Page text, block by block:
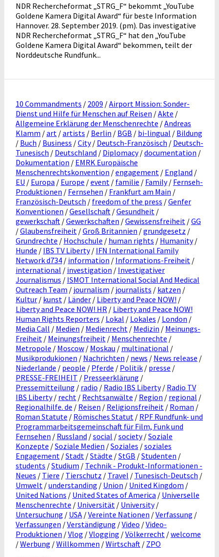
NDR Rechercheformat „STRG_F“ bekommt „YouTube
Goldene Kamera Digital Award“ für beste Information
Hannover. 28. September 2019. (pm). Das investigative
NDR Rechercheformat „STRG_F“ hat den „YouTube
Goldene Kamera Digital Award“ bekommen, teilt der
Norddeutsche Rundfunk...
10 Commandments / 2009 /Airport Mission: Sonder-
Dienst und Hilfe für Menschen auf Reisen /Akte /
Allgemeine Erklärung der Menschenrechte /Andreas
Klamm /art /artists / Berlin / BGB / bi-lingual / Bildung
/ Buch / Business /City/ Deutsch-Französisch / Deutsch-
Tunesisch / Deutschland / Diplomacy/documentation /
Dokumentation / EMRK Europäische
Menschenrechtskonvention /engagement / England /
EU / Europa / Europe /event / familie / Family/ Fernseh-
Produktionen / Fernsehen / Frankfurt am Main /
Französisch-Deutsch / freedom of the press /Genfer
Konventionen /Gesellschaft /Gesundheit /
gewerkschaft /Gewerkschaften /Gewissensfreiheit /GG
/Glaubensfreiheit /Groß Britannien /grundgesetz /
Grundrechte / Hochschule / human rights / Humanity/
Hunde / IBS TV Liberty/ IFN International Family
Network d734 / information / Informations-Freiheit /
international / investigation / Investigativer
Journalismus / ISMOT International Social And Medical
Outreach Team / journalism / journalists / katzen /
Kultur / kunst / Länder / Liberty and Peace NOW! /
Liberty and Peace NOW! HR / Liberty and Peace NOW!
Human Rights Reporters / Lokal / Lokales / London /
Media Call / Medien / Medienrecht / Medizin / Meinungs-
Freiheit / Meinungsfreiheit / Menschenrechte /
Metropole / Moscow / Moskau / multinational /
Musikprodukionen / Nachrichten / news / News release /
Niederlande / people / Pferde / Politik / presse /
PRESSE-FREIHEIT / Presseerklärung /
Pressemitteilung / radio / Radio IBS Liberty/ Radio TV
IBS Liberty/ recht / Rechtsanwälte / Region / regional /
Regionalhilfe. de / Reisen / Religionsfreiheit / Roman /
Roman Statute / Römisches Statut / RPF Rundfunk- und
Programmarbeitsgemeinschaft für Film, Funk und
Fernsehen / Russland /social /society/Soziale
Konzepte /Soziale Medien /Soziales /soziales
Engagement /Stadt /Städte /StGB /Studenten /
students /Studium / Technik - Produkt-Informationen -
Neues / Tiere / Tierschutz / Travel / Tunesisch-Deutsch /
Umwelt /understanding / Union / United Kingdom /
United Nations / United States of America / Universelle
Menschenrechte / Universität / University/
Untersuchung / USA /Vereinte Nationen /Verfassung /
Verfassungen /Verständigung /Video /Video-
Produktionen /Vlog /Vlogging /Völkerrecht /welcome
/Werbung /Willkommen /Wirtschaft / ZPO